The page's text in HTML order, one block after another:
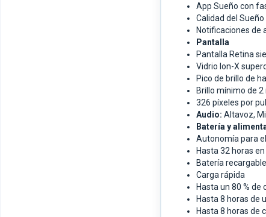
App Sueño con
Calidad del Sueño
Notificaciones de
Pantalla
Pantalla Retina
Vidrio Ion-X
Pico de brillo de
Brillo mínimo de 2
326 píxeles por
Audio: Altavoz,
Batería y
Autonomía para
Hasta 32 horas
Batería
Carga rápida
Hasta un 80 %
Hasta 8 horas de
Hasta 8 horas de